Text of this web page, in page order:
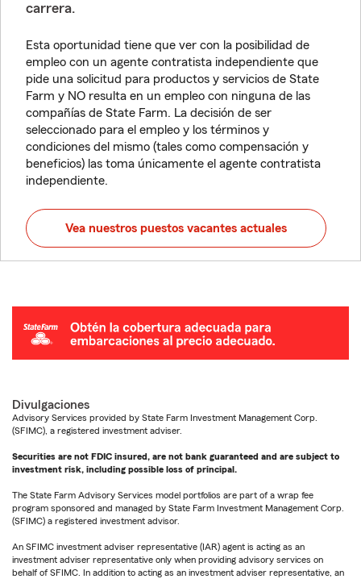
carrera.
Esta oportunidad tiene que ver con la posibilidad de
empleo con un agente contratista independiente que
pide una solicitud para productos y servicios de State
Farm y NO resulta en un empleo con ninguna de las
compañías de State Farm. La decisión de ser
seleccionado para el empleo y los términos y
condiciones del mismo (tales como compensación y
beneficios) las toma únicamente el agente contratista
independiente.
Vea nuestros puestos vacantes actuales
Divulgaciones
Advisory Services provided by State Farm Investment Management Corp.
(SFIMC), a registered investment adviser.
Securities are not FDIC insured, are not bank guaranteed and are subject to
investment risk, including possible loss of principal.
The State Farm Advisory Services model portfolios are part of a wrap fee
program sponsored and managed by State Farm Investment Management Corp.
(SFIMC) a registered investment advisor.
An SFIMC investment adviser representative (IAR) agent is acting as an
investment adviser representative only when providing advisory services on
behalf of SFIMC. In addition to acting as an investment adviser representative, an